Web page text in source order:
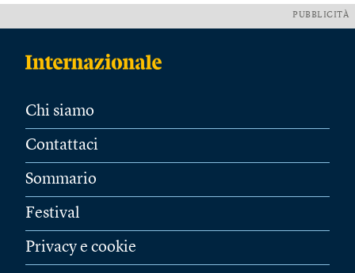
PUBBLICITÀ
Chi siamo
Contattaci
Sommario
Festival
Privacy e cookie